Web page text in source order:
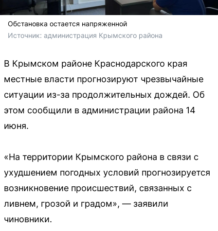
Обстановка остается напряженной
Источник: администрация Крымского района
В Крымском районе Краснодарского края
местные власти прогнозируют чрезвычайные
ситуации из-за продолжительных дождей. Об
этом сообщили в администрации района 14
июня.
«На территории Крымского района в связи с
ухудшением погодных условий прогнозируется
возникновение происшествий, связанных с
ливнем, грозой и градом», — заявили
чиновники.